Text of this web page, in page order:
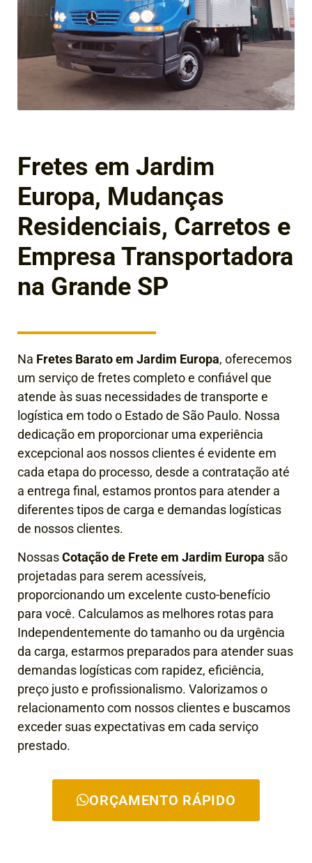
Fretes em Jardim
Europa, Mudanças
Residenciais, Carretos e
Empresa Transportadora
na Grande SP
Na Fretes Barato em Jardim Europa, oferecemos
um serviço de fretes completo e confiável que
atende às suas necessidades de transporte e
logística em todo o Estado de São Paulo. Nossa
dedicação em proporcionar uma experiência
excepcional aos nossos clientes é evidente em
cada etapa do processo, desde a contratação até
a entrega final , estamos prontos para atender a
diferentes tipos de carga e demandas logísticas
de nossos clientes.
NossasCotação de Frete em Jardim Europa são
projetadas para serem acessíveis,
proporcionando um excelente custo-benefício
para você. Calculamos as melhores rotas para
Independentemente do tamanho ou da urgência
da carga, estarmos preparados para atender suas
demandas logísticas com rapidez, eficiência,
preço justo e profissionalismo. Valorizamos o
relacionamento com nossos clientes e buscamos
exceder suas expectativas em cada serviço
prestado.
ORÇAMENTO RÁPIDO